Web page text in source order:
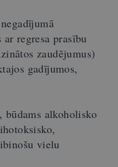
regresa prasību
zaudējumus)
gadījumos,
alkoholisko
vielu